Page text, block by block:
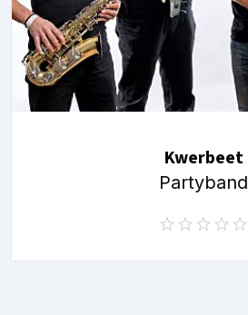
Kwerbeet
Partyband